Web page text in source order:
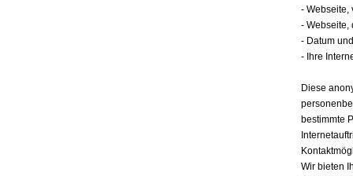
- Webseite,
- Webseite,
- Datum
- Ihre
Diese
bestimmte
Wir bieten